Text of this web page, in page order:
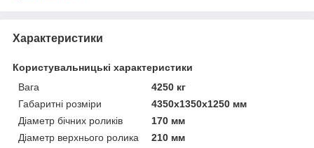
Характеристики
Користувальницькі характеристики
Вага
4250 кг
Габаритні розміри
4350х1350х1250 мм
Діаметр бічних роликів
170 мм
Діаметр верхнього ролика
210 мм